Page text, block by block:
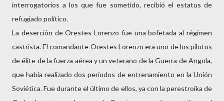
interrogatorios a los que fue sometido, recibió el estatus de
refugiado político.
La deserción de Orestes Lorenzo fue una bofetada al régimen
castrista. El comandante Orestes Lorenzo era uno de los pilotos
de élite de la fuerza aérea y un veterano de la Guerra de Angola,
que había realizado dos periodos de entrenamiento en la Unión
Soviética. Fue durante el último de ellos, ya con la perestroika de